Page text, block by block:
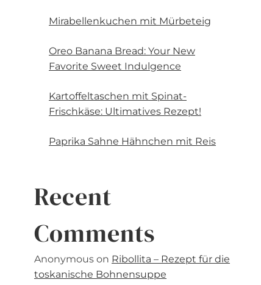
Mirabellenkuchen mit Mürbeteig
Oreo Banana Bread: Your New
Favorite Sweet Indulgence
Kartoffeltaschen mit Spinat-
Frischkäse: Ultimatives Rezept!
Paprika Sahne Hähnchen mit Reis
Recent
Comments
Anonymous on Ribollita – Rezept für die
toskanische Bohnensuppe